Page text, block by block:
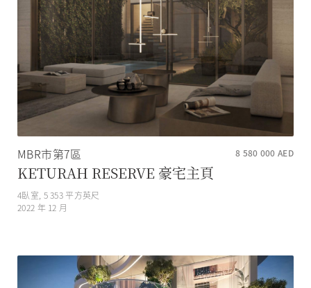
MBR市第7區 8 580 000 AED
KETURAH RESERVE 豪宅主頁
4臥室, 5 353 平方英尺
2022 年 12 月